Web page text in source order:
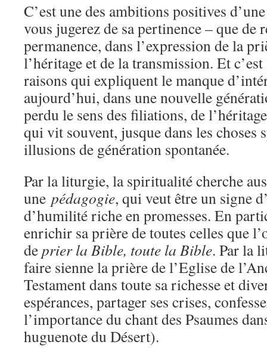
C’est une des ambitions positives
vous jugerez de sa pertinence – que de
permanence, dans l’expression de la
l’héritage et de la transmission. Et
raisons qui expliquent le manque
aujourd’hui, dans une nouvelle
perdu le sens des filiations, de
qui vit souvent, jusque dans les choses
illusions de génération spontanée.
Par la liturgie, la spiritualité cherche
une pédagogie, qui veut être un signe
d’humilité riche en promesses. En
enrichir sa prière de toutes celles que
deprier la Bible, toute la Bible. Par la
faire sienne la prière de l’Eglise de
Testament dans toute sa richesse et
espérances, partager ses crises,
l’importance du chant des Psaumes
huguenote du Désert).